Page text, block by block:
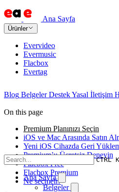
Ana Sayfa
Ürünler
Evervideo
Evermusic
Flacbox
Evertag
Blog Belgeler DestekYasal İletişim
CTRL K
Ana Sayfa
Belgeler
On this page
Premium Planınızı Seçin
iOS ve Mac Arasında Satın
Yeni iOS Cihazda Geri
Premium’u Ücretsiz Deneyin
Flacbox Free
Flacbox Premium
Ne seçmeli?